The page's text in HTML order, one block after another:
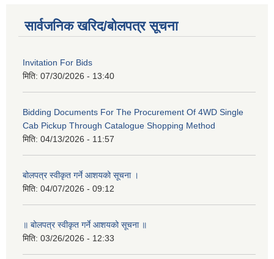
सार्वजनिक खरिद/बोलपत्र सूचना
Invitation For Bids
मिति: 07/30/2026 - 13:40
Bidding Documents For The Procurement Of 4WD Single
Cab Pickup Through Catalogue Shopping Method
मिति: 04/13/2026 - 11:57
बोलपत्र स्वीकृत गर्ने आशयको सूचना ।
मिति: 04/07/2026 - 09:12
॥ बोलपत्र स्वीकृत गर्ने आशयको सूचना ॥
मिति: 03/26/2026 - 12:33